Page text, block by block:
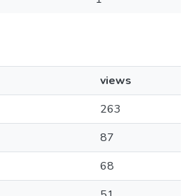
views
263
87
68